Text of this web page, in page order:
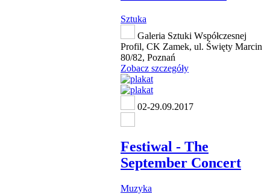
Sztuka
Galeria Sztuki Współczesnej
Profil, CK Zamek, ul. Święty Marcin
80/82, Poznań
Zobacz szczegóły
02-29.09.2017
Festiwal - The
September Concert
Muzyka